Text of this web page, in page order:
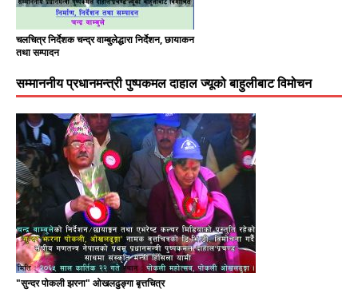
चलचित्र निर्देशक चन्द्र वाम्बुलेद्धारा निर्देशन, छायाकन
तथा सम्पादन
सम्माननीय प्रधानमन्त्री पुष्पकमल दाहाल ज्यूको बाहुलीबाट विमोचन
"सुन्दर पोकली झरना" ओखलढुङ्गा बृत्तचित्र